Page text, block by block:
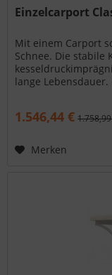
Einzelcarport
Mit einem Carport
Schnee. Die stabile
lange
1.546,44 €
Merken